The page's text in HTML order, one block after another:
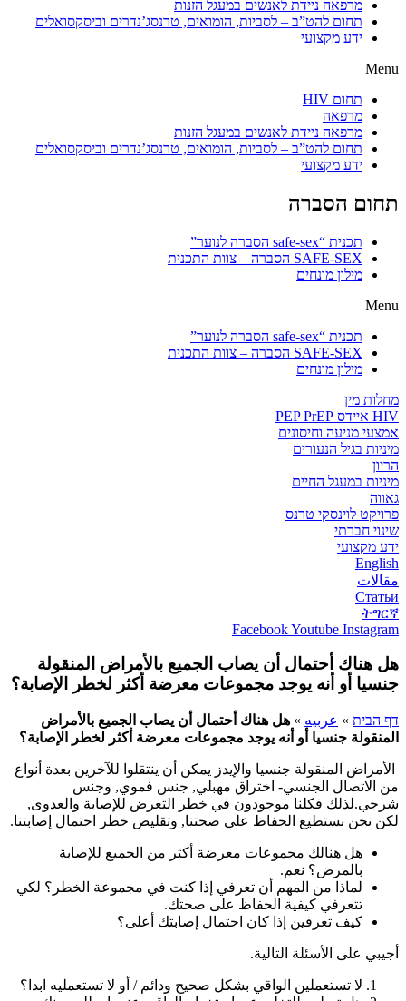
מרפאה ניידת לאנשים במעגל הזנות
תחום להט”ב – לסביות, הומואים, טרנסג’נדרים וביסקסואלים
ידע מקצועי
Menu
תחום HIV
מרפאה
מרפאה ניידת לאנשים במעגל הזנות
תחום להט”ב – לסביות, הומואים, טרנסג’נדרים וביסקסואלים
ידע מקצועי
תחום הסברה
תכנית “safe-sex הסברה לנוער”
SAFE-SEX הסברה – צוות התכנית
מילון מונחים
Menu
תכנית “safe-sex הסברה לנוער”
SAFE-SEX הסברה – צוות התכנית
מילון מונחים
מחלות מין
HIV איידס PEP PrEP
אמצעי מניעה וחיסונים
מיניות בגיל הנעורים
הריון
מיניות במעגל החיים
גאווה
פרויקט לוינסקי טרנס
שינוי חברתי
ידע מקצועי
English
مقالات
Статьи
ትግርኛ
FacebookYoutube Instagram
هل هناك أحتمال أن يصاب الجميع بالأمراض المنقولة
جنسيا أو أنه يوجد مجموعات معرضة أكثر لخطر الإصابة؟
דף הבית » عربيه » هل هناك أحتمال أن يصاب الجميع بالأمراض
المنقولة جنسيا أو أنه يوجد مجموعات معرضة أكثر لخطر الإصابة؟
الأمراض المنقولة جنسيا والإيدز يمكن أن ينتقلوا للآخرين بعدة أنواع
من الاتصال الجنسي- اختراق مهبلي, جنس فموي, وجنس
شرجي.لذلك فكلنا موجودون في خطر التعرض للإصابة والعدوى,
لكن نحن نستطيع الحفاظ على صحتنا, وتقليص خطر احتمال إصابتنا.
هل هنالك مجموعات معرضة أكثر من الجميع للإصابة
بالمرض؟ نعم.
لماذا من المهم أن تعرفي إذا كنت في مجموعة الخطر؟ لكي
تتعرفي كيفية الحفاظ على صحتك.
كيف تعرفين إذا كان احتمال إصابتك أعلى؟
أجيبي على الأسئلة التالية.
لا تستعملين الواقي بشكل صحيح ودائم / أو لا تستعمليه ابدا؟